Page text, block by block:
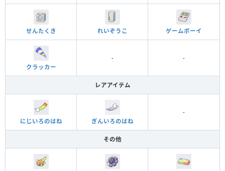
せんたくき れいぞうこ ゲームボーイ
クラッカー
- -
レアアイテム
にじいろのはね ぎんいろのはね
-
その他